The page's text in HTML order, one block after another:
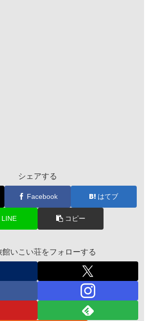
シェアする
Facebook はてブ
LINE コピー
館いこい荘をフォローする